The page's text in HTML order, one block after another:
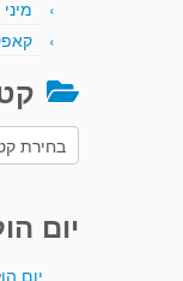
קטגוריות
יום
יום